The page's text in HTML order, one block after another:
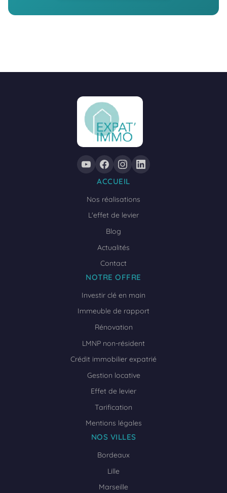
ACCUEIL
Nos réalisations
L'effet de levier
Blog
Actualités
Contact
NOTRE OFFRE
Investir clé en main
Immeuble de rapport
Rénovation
LMNP non-résident
Crédit immobilier expatrié
Gestion locative
Effet de levier
Tarification
Mentions légales
NOS VILLES
Bordeaux
Lille
Marseille